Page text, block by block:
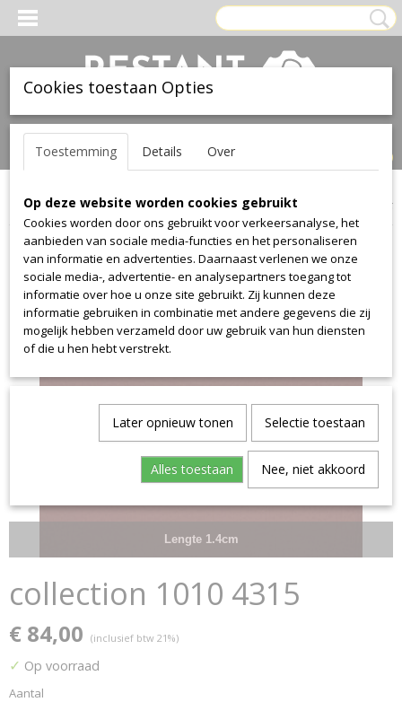
Inloggen Registreren
(0)
Home >Leer>Ohmann>collection 1010>collection 1010 4315
Lengte 1.4cm
collection 1010 4315
€ 84,00 (inclusief btw 21%)
✓ Op voorraad
Aantal
Cookies toestaan Opties
Toestemming Details Over
Op deze website worden cookies gebruikt
Cookies worden door ons gebruikt voor verkeersanalyse, het
aanbieden van sociale media-functies en het personaliseren
van informatie en advertenties. Daarnaast verlenen we onze
sociale media-, advertentie- en analysepartners toegang tot
informatie over hoe u onze site gebruikt. Zij kunnen deze
informatie gebruiken in combinatie met andere gegevens die zij
mogelijk hebben verzameld door uw gebruik van hun diensten
of die u hen hebt verstrekt.
Later opnieuw tonen Selectie toestaan
Alles toestaan Nee, niet akkoord